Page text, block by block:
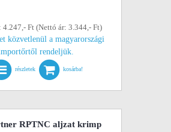
4.247,- Ft (Nettó ár: 3.344,- Ft)
közvetlenül a magyarországi
rendeljük.
részletek kosárba!
RPTNC aljzat krimp